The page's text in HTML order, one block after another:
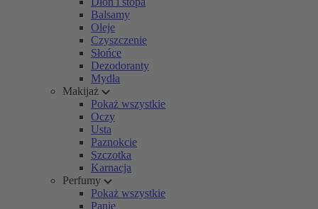
Balsamy
Oleje
Czyszczenie
Słońce
Dezodoranty
Mydła
Makijaż
Pokaż wszystkie
Oczy
Usta
Paznokcie
Szczotka
Karnacja
Perfumy
Pokaż wszystkie
Panie